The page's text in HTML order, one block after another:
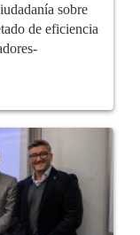
sobre
de eficiencia